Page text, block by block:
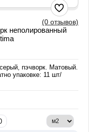
(0 отзывов)
неполированный
пэчворк. Матовый.
упаковке: 11 шт/